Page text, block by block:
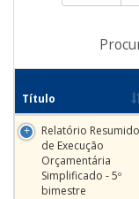
Título
Relatório Resumido
de Execução
Orçamentária
Simplificado - 5º
bimestre